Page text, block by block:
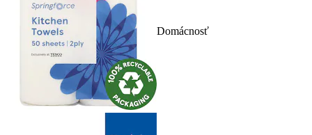
Domácnosť